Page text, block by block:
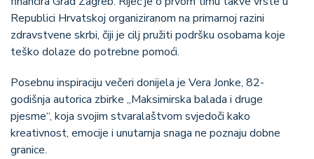
Republici Hrvatskoj organiziranom na primarnoj razini
zdravstvene skrbi, čiji je cilj pružiti podršku osobama koje
teško dolaze do potrebne pomoći.
Posebnu inspiraciju večeri donijela je Vera Jonke, 82-
godišnja autorica zbirke „Maksimirska balada i druge
pjesme“, koja svojim stvaralaštvom svjedoči kako
kreativnost, emocije i unutarnja snaga ne poznaju dobne
granice.